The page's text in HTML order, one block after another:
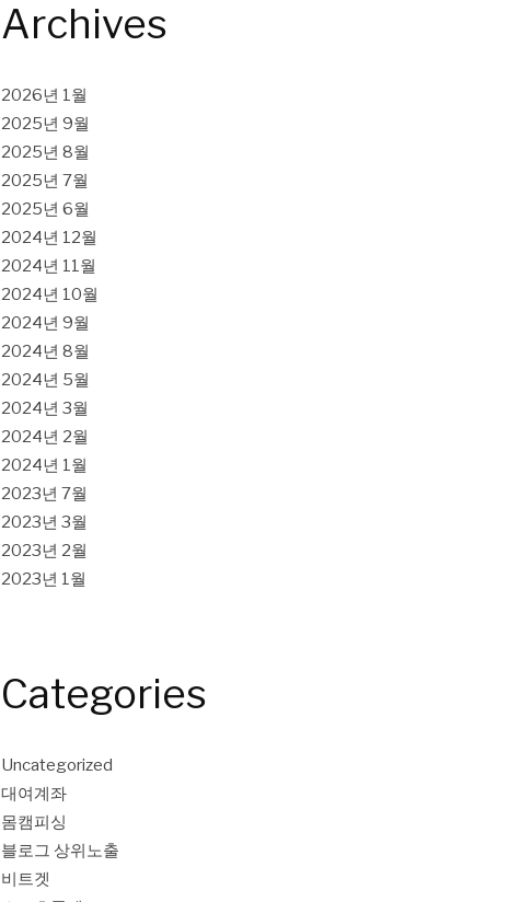
Archives
2026년 1월
2025년 9월
2025년 8월
2025년 7월
2025년 6월
2024년 12월
2024년 11월
2024년 10월
2024년 9월
2024년 8월
2024년 5월
2024년 3월
2024년 2월
2024년 1월
2023년 7월
2023년 3월
2023년 2월
2023년 1월
Categories
Uncategorized
대여계좌
몸캠피싱
블로그 상위노출
비트겟